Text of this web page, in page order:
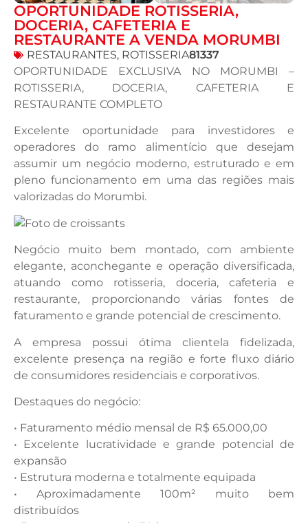
OPORTUNIDADE ROTISSERIA,
DOCERIA, CAFETERIA E
RESTAURANTE A VENDA MORUMBI
RESTAURANTES, ROTISSERIA81337
OPORTUNIDADE EXCLUSIVA NO MORUMBI –
ROTISSERIA, DOCERIA, CAFETERIA E
RESTAURANTE COMPLETO
Excelente oportunidade para investidores e
operadores do ramo alimentício que desejam
assumir um negócio moderno, estruturado e em
pleno funcionamento em uma das regiões mais
valorizadas do Morumbi.
Negócio muito bem montado, com ambiente
elegante, aconchegante e operação diversificada,
atuando como rotisseria, doceria, cafeteria e
restaurante, proporcionando várias fontes de
faturamento e grande potencial de crescimento.
A empresa possui ótima clientela fidelizada,
excelente presença na região e forte fluxo diário
de consumidores residenciais e corporativos.
Destaques do negócio:
• Faturamento médio mensal de R$ 65.000,00
• Excelente lucratividade e grande potencial de
expansão
• Estrutura moderna e totalmente equipada
• Aproximadamente 100m² muito bem
distribuídos